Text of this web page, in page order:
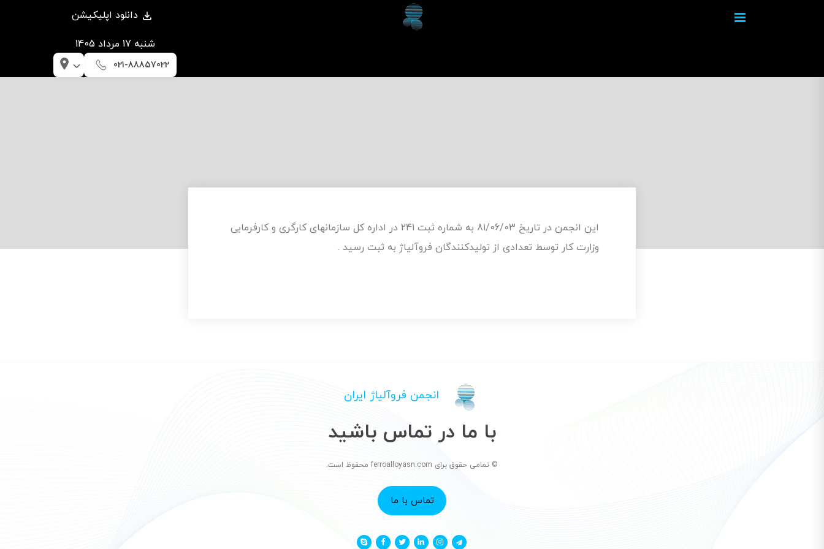
دانلود اپلیکیشن
شنبه 17 مرداد 1405
021-88857022
این انجمن در تاریخ 81/06/03 به شماره ثبت 241 در اداره کل سازمانهای کارگری و کارفرمایی
وزارت کار توسط تعدادی از تولیدکنندگان فروآلیاژ به ثبت رسید .
انجمن فروآلیاژ ایران
با ما در تماس باشید
© تمامی حقوق برای ferroalloyasn.com محفوظ است.
تماس با ما